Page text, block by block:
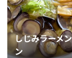
しじみラーメ
ン